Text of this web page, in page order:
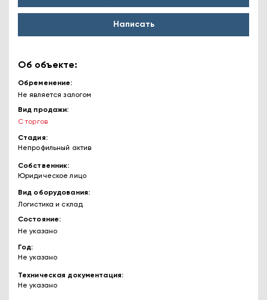
Написать
Об объекте:
Обременение
Не является залогом
Вид продажи
С торгов
Стадия
Непрофильный актив
Собственник
Юридическое лицо
Вид оборудования
Логистика и склад
Состояние
Не указано
Год
Не указано
Техническая документация
Не указано